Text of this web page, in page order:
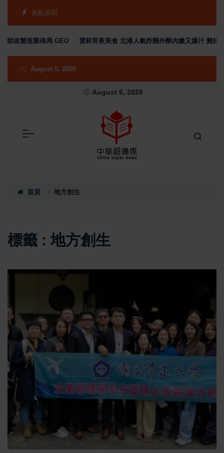
焦點新聞
製造業佈局 GEO 雲林宵夜美食 北港人氣炸雞外酥內嫩又爆汁 雞排、小
August 6, 2026
August 6, 2026
首頁 地方創生
標籤 : 地方創生